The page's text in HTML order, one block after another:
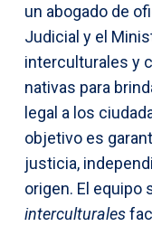
un abogado de
Judicial y el
interculturales y
nativas para
legal a los
objetivo es
justicia,
origen. El equipo
interculturales